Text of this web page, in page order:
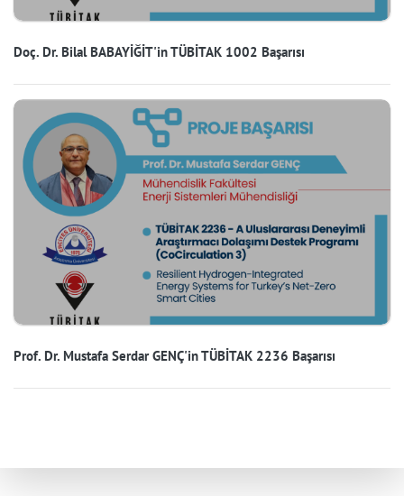
Doç. Dr. Bilal BABAYİĞİT'in TÜBİTAK 1002 Başarısı
Prof. Dr. Mustafa Serdar GENÇ'in TÜBİTAK 2236 Başarısı